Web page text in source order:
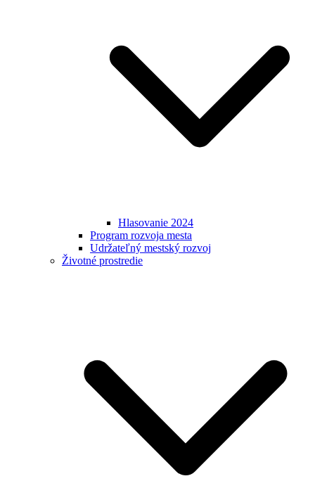
Hlasovanie 2024
Program rozvoja mesta
Udržateľný mestský rozvoj
Životné prostredie